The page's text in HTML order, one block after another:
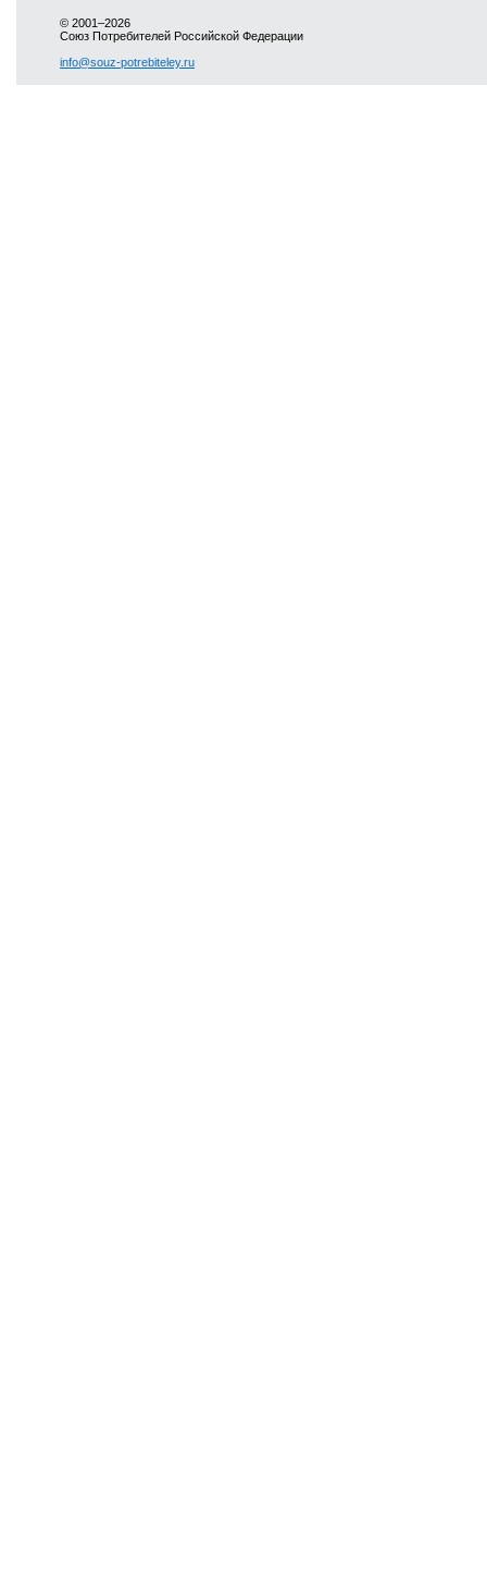
© 2001–2026
Союз Потребителей Российской Федерации
info@souz-potrebiteley.ru